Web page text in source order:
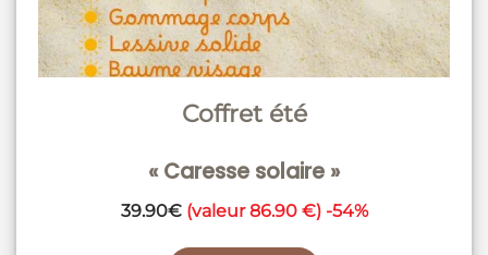
Coffret été
« Caresse solaire »
39.90€(valeur 86.90 €) -54%